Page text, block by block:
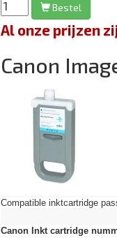
Bestel
Al onze prijzen
Canon
Compatible inktcartridge
Canon Inkt cartridge